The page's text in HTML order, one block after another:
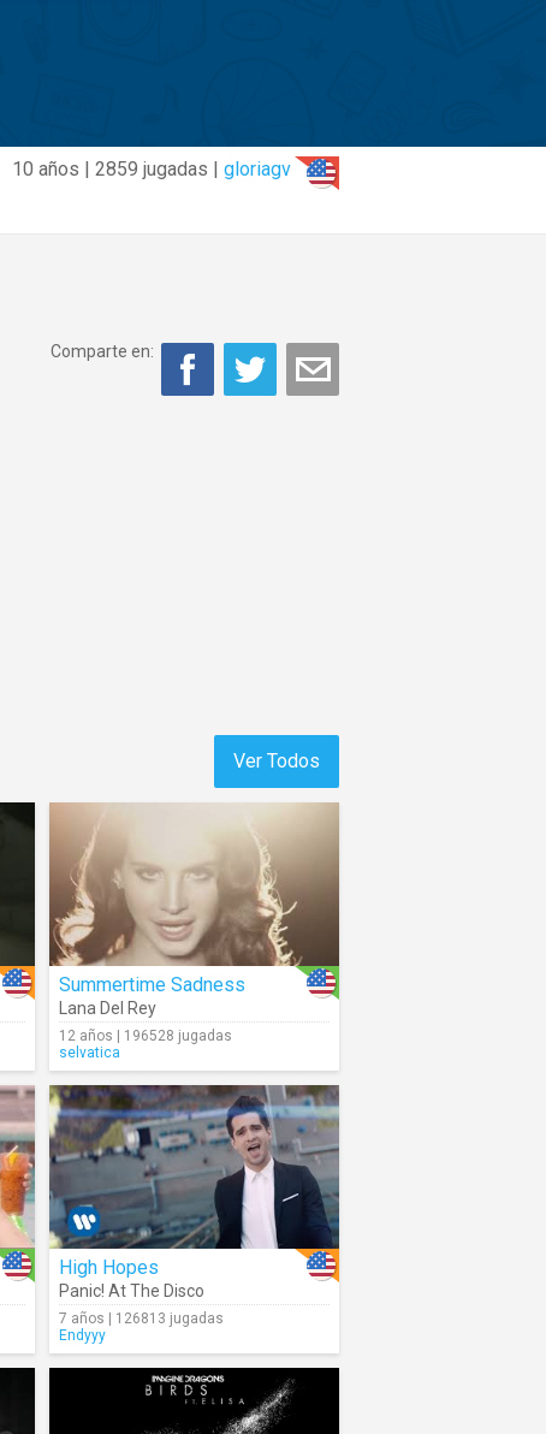
10 años | 2859 jugadas | gloriagv
Comparte en:
Ver Todos
Summertime Sadness
Lana Del Rey
12 años | 196528 jugadas
selvatica
High Hopes
Panic! At The Disco
7 años | 126813 jugadas
Endyyy